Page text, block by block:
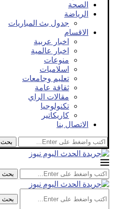
الصحة
الرياضة
جدول بث المباريات
الاقسام
اخبار عربية
اخبار عالمية
منوعات
اسلاميات
تعليم وجامعات
ثقافة عامة
مقالات الراي
تكنولوجيا
كاريكاتير
الاتصال بنا
بحث
بحث
بحث